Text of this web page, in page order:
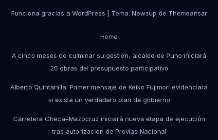
Funciona gracias a WordPress Tema: Newsup de Themeansar
Home
A cinco meses de culminar su gestión, alcalde de Puno iniciará
20 obras del presupuesto participativo
Alberto Quintanilla: Primer mensaje de Keiko Fujimori evidenciará
si existe un verdadero plan de gobierno
Carretera Checa–Mazocruz iniciará nueva etapa de ejecución
tras autorización de Provías Nacional